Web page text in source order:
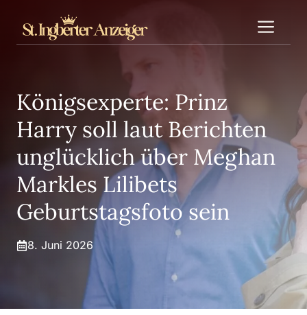
Inhalt
springen
Königsexperte: Prinz
Harry soll laut Berichten
unglücklich über Meghan
Markles Lilibets
Geburtstagsfoto sein
8. Juni 2026